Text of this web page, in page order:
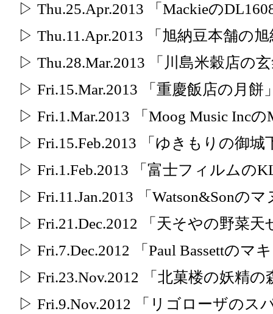
▷ Thu.25.Apr.2013 「Mackieの
▷ Thu.11.Apr.2013 「旭納豆本舗の
▷ Thu.28.Mar.2013 「川島米穀店の
▷ Fri.15.Mar.2013 「重慶飯店の月餅
▷ Fri.1.Mar.2013 「Moog Music Inc
▷ Fri.15.Feb.2013 「ゆきもりの御城
▷ Fri.1.Feb.2013 「富士フィルムの
▷ Fri.11.Jan.2013 「Watson&Sonの
▷ Fri.21.Dec.2012 「天そやの野菜天
▷ Fri.7.Dec.2012 「Paul Bassettのマ
▷ Fri.23.Nov.2012 「北菓楼の妖精の
▷ Fri.9.Nov.2012 「リゴローザのス